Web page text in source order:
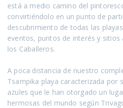
está a medio camino del
convirtiéndolo en un punto de
descubrimiento de todas las
eventos, puntos de interés y sitios
los Caballeros.
A poca distancia de nuestro
Tsampika playa caracterizada por
azules que le han otorgado un
hermosas del mundo según